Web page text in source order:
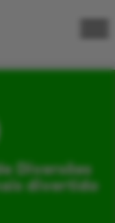
Diversões
divertido